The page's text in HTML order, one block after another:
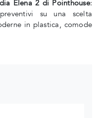
Elena 2 di Pointhouse:
su una scelta
in plastica, comode